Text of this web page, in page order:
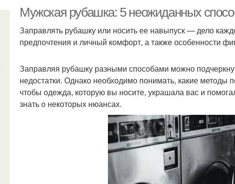
Мужская рубашка: 5 неожиданных
Заправлять рубашку или носить ее навыпуск — дело
предпочтения и личный комфорт, а также особенности
Заправляя рубашку разными способами можно
недостатки. Однако необходимо понимать, какие
чтобы одежда, которую вы носите, украшала вас и
знать о некоторых нюансах.